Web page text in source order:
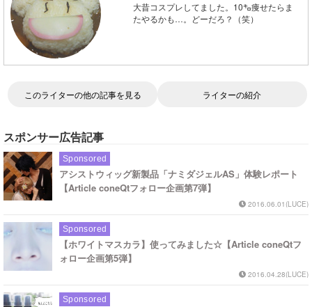
大昔コスプレしてました。10㌔痩せたらま
たやるかも…。どーだろ？（笑）
このライターの他の記事を見る ライターの紹介
スポンサー広告記事
Sponsored
アシストウィッグ新製品「ナミダジェルAS」体験レポート
【Article coneQtフォロー企画第7弾】
2016.06.01(LUCE)
Sponsored
【ホワイトマスカラ】使ってみました☆【Article coneQtフ
ォロー企画第5弾】
2016.04.28(LUCE)
Sponsored